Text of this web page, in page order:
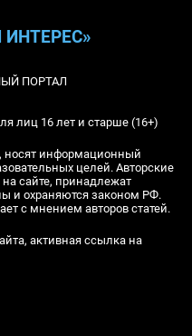
ПОРТАЛ
лиц 16 лет и старше (16+)
носят информационный
целей. Авторские
сайте, принадлежат
и охраняются законом РФ.
с мнением авторов статей.
активная ссылка на